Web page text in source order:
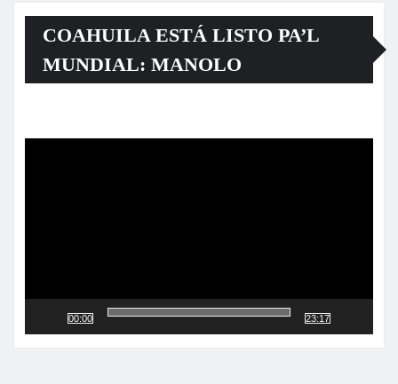
COAHUILA ESTÁ LISTO PA’L
MUNDIAL: MANOLO
00:00 23:17